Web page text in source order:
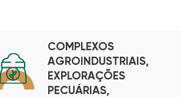
COMPLEXOS
AGROINDUSTRIAIS,
EXPLORAÇÕES
PECUÁRIAS,